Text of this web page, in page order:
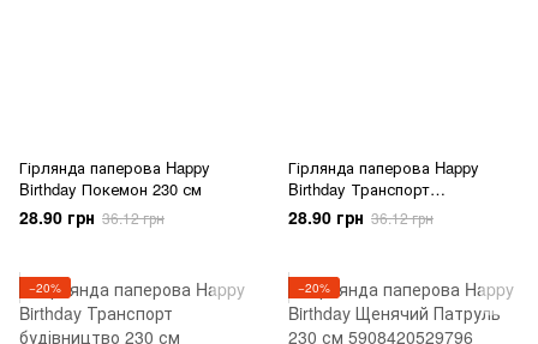
Гірлянда паперова Happy
Birthday Покемон 230 см
28.90 грн 36.12 грн
Гірлянда паперова Happy
Birthday Транспорт
будівництво 230 см
28.90 грн 36.12 грн
−20% −20%